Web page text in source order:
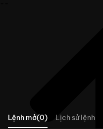
Lệnh mở(0) Lịch sử lệnh